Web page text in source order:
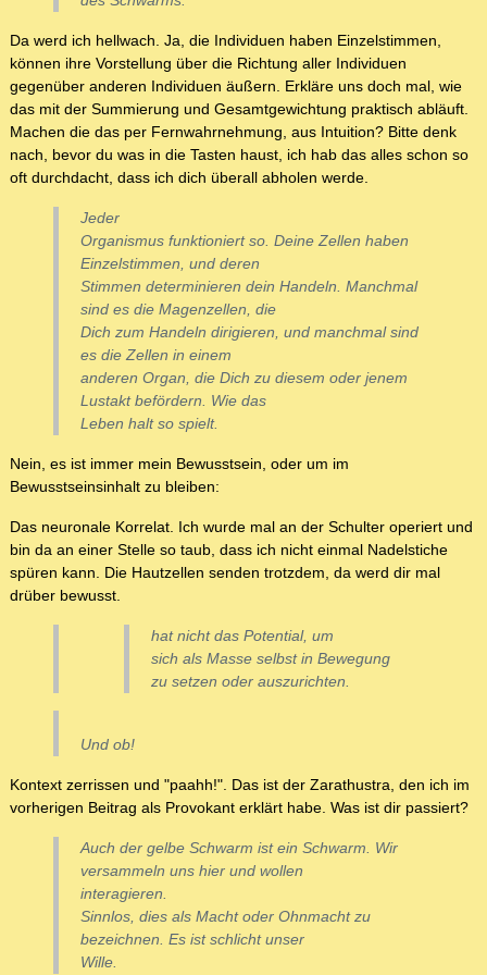
Da werd ich hellwach. Ja, die Individuen haben Einzelstimmen,
können ihre Vorstellung über die Richtung aller Individuen
gegenüber anderen Individuen äußern. Erkläre uns doch mal, wie
das mit der Summierung und Gesamtgewichtung praktisch abläuft.
Machen die das per Fernwahrnehmung, aus Intuition? Bitte denk
nach, bevor du was in die Tasten haust, ich hab das alles schon so
oft durchdacht, dass ich dich überall abholen werde.
Jeder
Organismus funktioniert so. Deine Zellen haben
Einzelstimmen, und deren
Stimmen determinieren dein Handeln. Manchmal
sind es die Magenzellen, die
Dich zum Handeln dirigieren, und manchmal sind
es die Zellen in einem
anderen Organ, die Dich zu diesem oder jenem
Lustakt befördern. Wie das
Leben halt so spielt.
Nein, es ist immer mein Bewusstsein, oder um im
Bewusstseinsinhalt zu bleiben:
Das neuronale Korrelat. Ich wurde mal an der Schulter operiert und
bin da an einer Stelle so taub, dass ich nicht einmal Nadelstiche
spüren kann. Die Hautzellen senden trotzdem, da werd dir mal
drüber bewusst.
hat nicht das Potential, um
sich als Masse selbst in Bewegung
zu setzen oder auszurichten.
Und ob!
Kontext zerrissen und "paahh!". Das ist der Zarathustra, den ich im
vorherigen Beitrag als Provokant erklärt habe. Was ist dir passiert?
Auch der gelbe Schwarm ist ein Schwarm. Wir
versammeln uns hier und wollen
interagieren.
Sinnlos, dies als Macht oder Ohnmacht zu
bezeichnen. Es ist schlicht unser
Wille.